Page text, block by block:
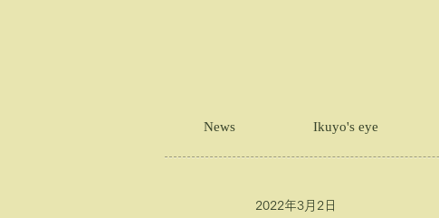
2022年3月2日
News Ikuyo's eye